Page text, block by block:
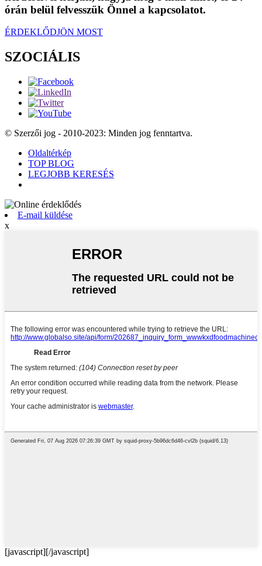
órán belül felvesszük Önnel a kapcsolatot.
ÉRDEKLŐDJÖN MOST
SZOCIÁLIS
© Szerzői jog - 2010-2023: Minden jog fenntartva.
Oldaltérkép
TOP BLOG
LEGJOBB KERESÉS
E-mail küldése
x
[javascript][/javascript]